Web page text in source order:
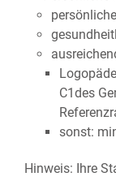
C1des
sonst:
Hinweis: Ihre